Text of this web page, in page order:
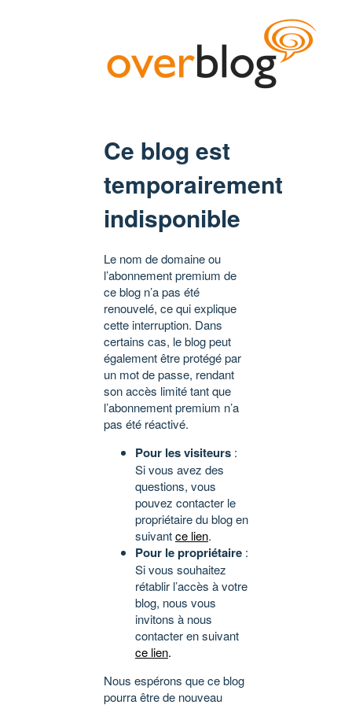
Ce blog est
temporairement
indisponible
Le nom de domaine ou
l’abonnement premium de
ce blog n’a pas été
renouvelé, ce qui explique
cette interruption. Dans
certains cas, le blog peut
également être protégé par
un mot de passe, rendant
son accès limité tant que
l’abonnement premium n’a
pas été réactivé.
Pour les visiteurs :
Si vous avez des
questions, vous
pouvez contacter le
propriétaire du blog en
suivantce lien.
Pour le propriétaire :
Si vous souhaitez
rétablir l’accès à votre
blog, nous vous
invitons à nous
contacter en suivant
ce lien.
Nous espérons que ce blog
pourra être de nouveau